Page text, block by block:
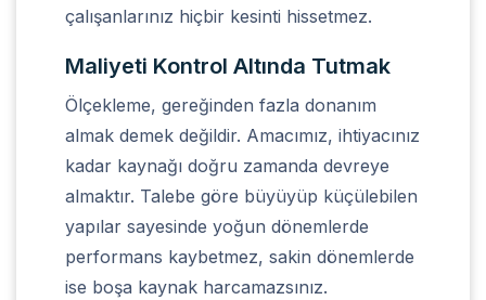
çalışanlarınız hiçbir kesinti hissetmez.
Maliyeti Kontrol Altında Tutmak
Ölçekleme, gereğinden fazla donanım
almak demek değildir. Amacımız, ihtiyacınız
kadar kaynağı doğru zamanda devreye
almaktır. Talebe göre büyüyüp küçülebilen
yapılar sayesinde yoğun dönemlerde
performans kaybetmez, sakin dönemlerde
ise boşa kaynak harcamazsınız.